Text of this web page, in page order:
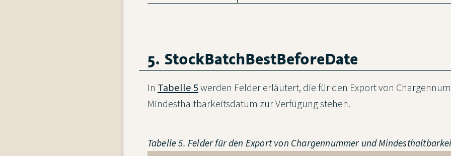
5. StockBatchBestBeforeDate
In Tabelle 5werden Felder erläutert, die für den Export von
Mindesthaltbarkeitsdatum zur Verfügung stehen.
Tabelle 5. Felder für den Export von Chargennummer und